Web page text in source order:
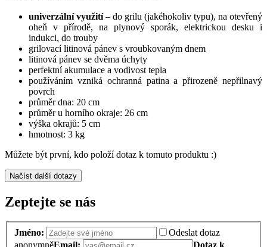
univerzální využití– do grilu (jakéhokoliv typu), na otevřený
oheň v přírodě, na plynový sporák, elektrickou desku i
indukci, do trouby
grilovací litinová pánev s vroubkovaným dnem
litinová pánev se dvěma úchyty
perfektní akumulace a vodivost tepla
používáním vzniká ochranná patina a přirozeně nepřilnavý
povrch
průměr dna: 20 cm
průměr u horního okraje: 26 cm
výška okrajů: 5 cm
hmotnost: 3 kg
Můžete být první, kdo položí dotaz k tomuto produktu :)
Načíst další dotazy
Zeptejte se nás
Jméno:
Odeslat dotaz
anonymněEmail: Dotaz k